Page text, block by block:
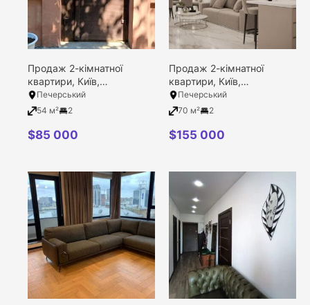
Продаж 2-кімнатної
квартири, Київ,
Печерський район,
Василя Тютюнника
Печерський
54 м²
2
$85 000
Продаж 2-кімнатної
квартири, Київ,
Печерський район,
Коновальця вулиця, 44а
Печерський
70 м²
2
$155 000